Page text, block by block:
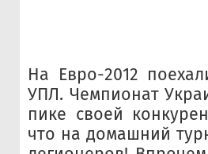
На Евро-2012
УПЛ. Чемпионат
пике своей
что на домашний